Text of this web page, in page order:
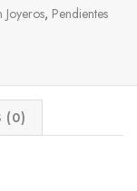
, Pendientes
(0)